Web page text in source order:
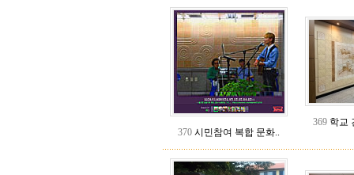
370 시민참여 복합 문화..
369 학교